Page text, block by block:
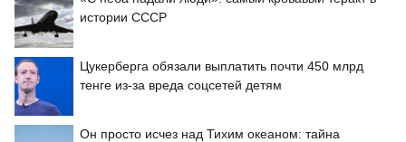
истории СССР
Цукерберга обязали выплатить почти 450 млрд
тенге из-за вреда соцсетей детям
Он просто исчез над Тихим океаном: тайна